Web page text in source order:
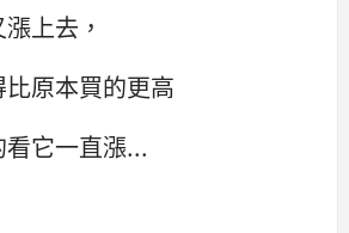
上去，
原本買的更高
它一直漲...